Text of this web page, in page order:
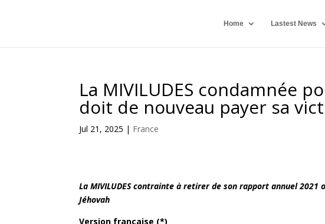
Home Lastest News
La MIVILUDES condamnée
doit de nouveau payer sa
Jul 21, 2025 | France
La MIVILUDES contrainte à retirer de son rapport annuel
Jéhovah
Version française (*)